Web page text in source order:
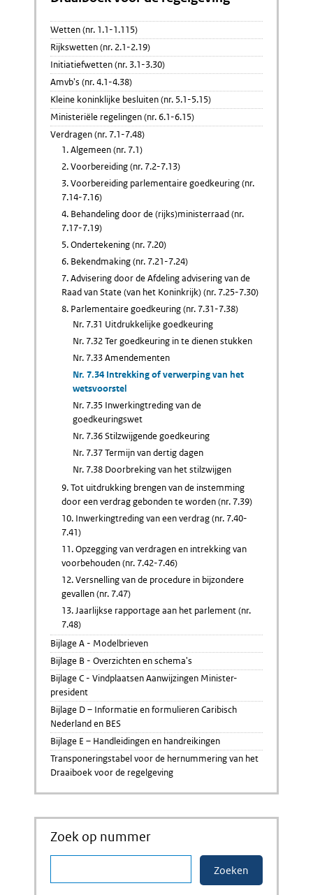
Wetten (nr. 1.1-1.115)
Rijkswetten (nr. 2.1-2.19)
Initiatiefwetten (nr. 3.1-3.30)
Amvb's (nr. 4.1-4.38)
Kleine koninklijke besluiten (nr. 5.1-5.15)
Ministeriële regelingen (nr. 6.1-6.15)
Verdragen (nr. 7.1-7.48)
1. Algemeen (nr. 7.1)
2. Voorbereiding (nr. 7.2-7.13)
3. Voorbereiding parlementaire goedkeuring (nr.
7.14-7.16)
4. Behandeling door de (rijks)ministerraad (nr.
7.17-7.19)
5. Ondertekening (nr. 7.20)
6. Bekendmaking (nr. 7.21-7.24)
7. Advisering door de Afdeling advisering van de
Raad van State (van het Koninkrijk) (nr. 7.25-7.30)
8. Parlementaire goedkeuring (nr. 7.31-7.38)
Nr. 7.31 Uitdrukkelijke goedkeuring
Nr. 7.32 Ter goedkeuring in te dienen stukken
Nr. 7.33 Amendementen
Nr. 7.34 Intrekking of verwerping van het
wetsvoorstel
Nr. 7.35 Inwerkingtreding van de
goedkeuringswet
Nr. 7.36 Stilzwijgende goedkeuring
Nr. 7.37 Termijn van dertig dagen
Nr. 7.38 Doorbreking van het stilzwijgen
9. Tot uitdrukking brengen van de instemming
door een verdrag gebonden te worden (nr. 7.39)
10. Inwerkingtreding van een verdrag (nr. 7.40-
7.41)
11. Opzegging van verdragen en intrekking van
voorbehouden (nr. 7.42-7.46)
12. Versnelling van de procedure in bijzondere
gevallen (nr. 7.47)
13. Jaarlijkse rapportage aan het parlement (nr.
7.48)
Bijlage A - Modelbrieven
Bijlage B - Overzichten en schema's
Bijlage C - Vindplaatsen Aanwijzingen Minister-
president
Bijlage D – Informatie en formulieren Caribisch
Nederland en BES
Bijlage E – Handleidingen en handreikingen
Transponeringstabel voor de hernummering van het
Draaiboek voor de regelgeving
Zoek op nummer